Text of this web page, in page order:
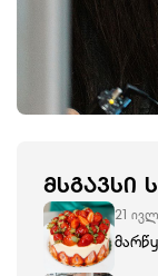
ᲛᲡᲒᲐᲕᲡᲘ
21